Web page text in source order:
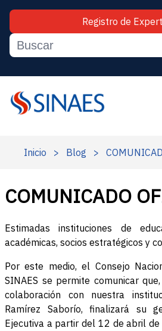
Registro de
Inicio > Blog >
COMUNICADO
Estimadas instituciones de
académicas, socios estratégicos y
Por este medio, el Consejo
SINAES se permite comunicar
colaboración con nuestra
Ramírez Saborío, finalizará su
Ejecutiva a partir del 12 de abril